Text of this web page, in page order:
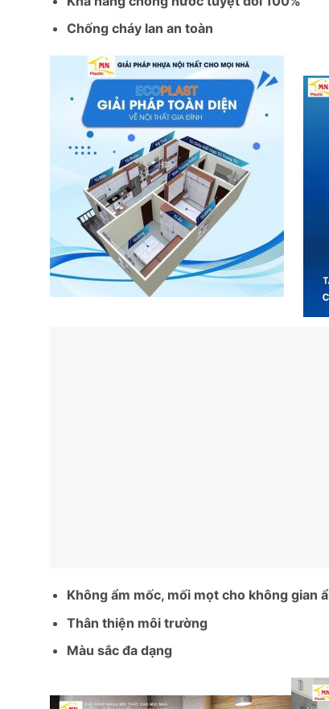
Chống cháy lan an toàn
Không ẩm mốc, mối mọt cho không gian
Thân thiện môi trường
Màu sắc đa dạng